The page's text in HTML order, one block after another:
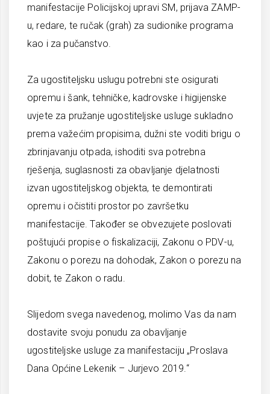
manifestacije Policijskoj upravi SM, prijava ZAMP-
u, redare, te ručak (grah) za sudionike programa
kao i za pučanstvo.
Za ugostiteljsku uslugu potrebni ste osigurati
opremu i šank, tehničke, kadrovske i higijenske
uvjete za pružanje ugostiteljske usluge sukladno
prema važećim propisima, dužni ste voditi brigu o
zbrinjavanju otpada, ishoditi sva potrebna
rješenja, suglasnosti za obavljanje djelatnosti
izvan ugostiteljskog objekta, te demontirati
opremu i očistiti prostor po završetku
manifestacije. Također se obvezujete poslovati
poštujući propise o fiskalizaciji, Zakonu o PDV-u,
Zakonu o porezu na dohodak, Zakon o porezu na
dobit, te Zakon o radu.
Slijedom svega navedenog, molimo Vas da nam
dostavite svoju ponudu za obavljanje
ugostiteljske usluge za manifestaciju „Proslava
Dana Općine Lekenik – Jurjevo 2019.“